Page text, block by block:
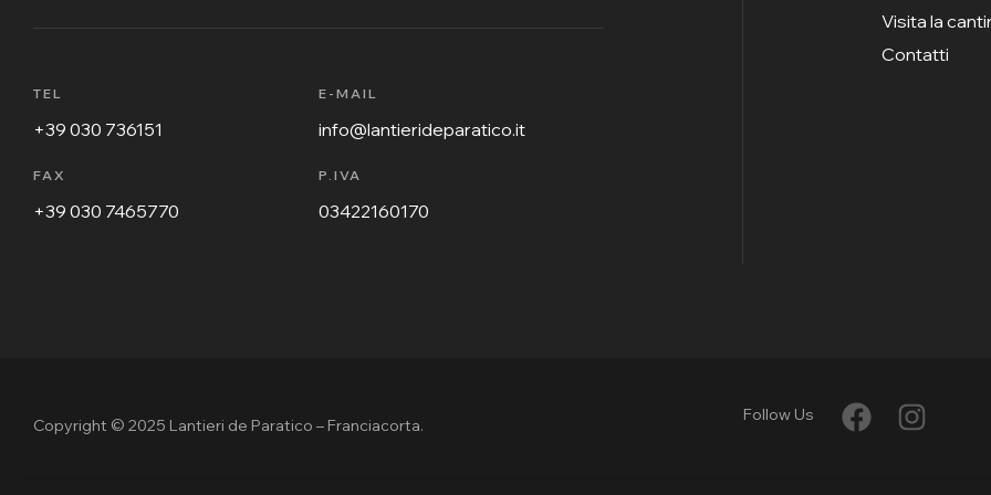
TEL
+39 030 736151
FAX
+39 030 7465770
E-MAIL
info@lantierideparatico.it
P.IVA
03422160170
Visita la
Contatti
Copyright © 2025 Lantieri de Paratico – Franciacorta.
Follow Us